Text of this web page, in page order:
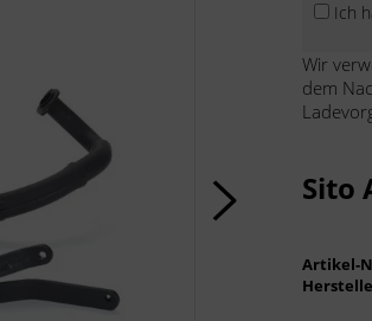
Ich
Wir
dem
Sito
Artikel-